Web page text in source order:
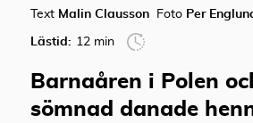
Text Malin Clausson Foto Per
Lästid: 12 min
Barnaåren i Polen
sömnad danade